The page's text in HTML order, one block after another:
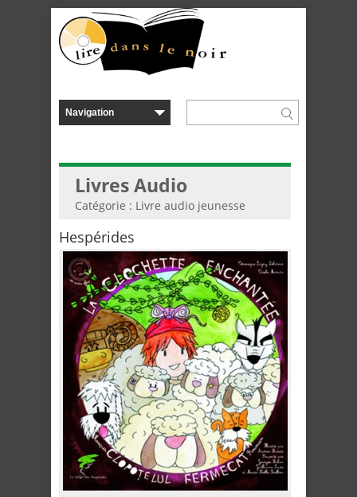
Livres Audio
Catégorie : Livre audio jeunesse
Hespérides